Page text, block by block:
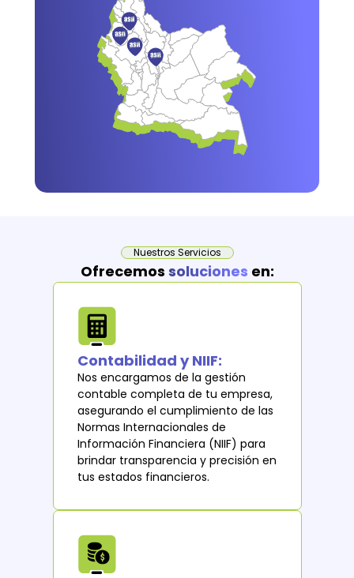
Nuestros Servicios
Ofrecemos soluciones en:
Contabilidad y NIIF:
Nos encargamos de la gestión
contable completa de tu empresa,
asegurando el cumplimiento de las
Normas Internacionales de
Información Financiera (NIIF) para
brindar transparencia y precisión en
tus estados financieros.